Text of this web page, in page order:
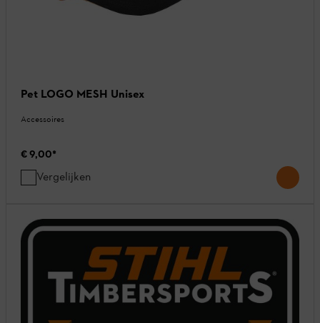
Pet LOGO MESH Unisex
Accessoires
€ 9,00*
Vergelijken